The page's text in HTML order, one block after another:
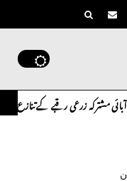
زرعی رقبے کے تنازع پر